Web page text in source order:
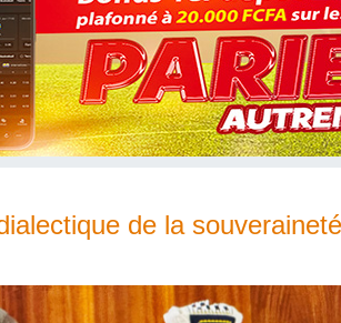
de la